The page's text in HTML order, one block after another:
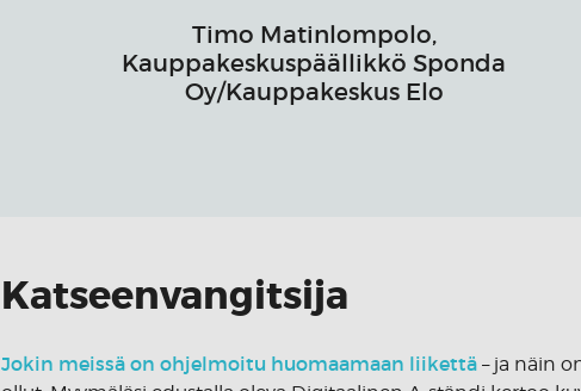
Timo Matinlompolo,
Kauppakeskuspäällikkö Sponda
Oy/Kauppakeskus Elo
Katseenvangitsija
Jokin meissä on ohjelmoitu huomaamaan liikettä– ja näin